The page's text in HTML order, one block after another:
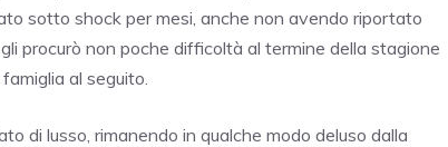
sotto shock per mesi, anche non avendo riportato
procurò non poche difficoltà al termine della stagione
al seguito.
di lusso, rimanendo in qualche modo deluso dalla